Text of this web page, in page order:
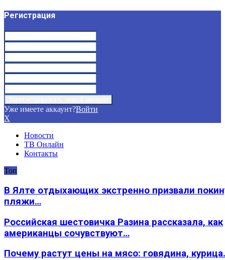
Регистрация
Уже имеете аккаунт?Войти
X
Новости
ТВ Онлайн
Контакты
Топ
В Ялте отдыхающих экстренно призвали
пляжи…
Российская шестовичка Разина рассказала, как
американцы сочувствуют…
Почему растут цены на мясо: говядина,